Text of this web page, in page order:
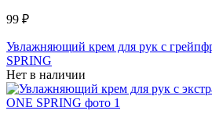
99 ₽
Увлажняющий крем для рук с
SPRING
Нет в наличии